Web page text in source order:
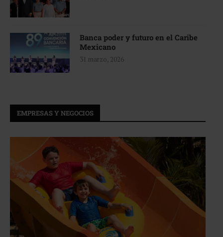
Banca poder y futuro en el Caribe
Mexicano
31 marzo, 2026
EMPRESAS Y NEGOCIOS